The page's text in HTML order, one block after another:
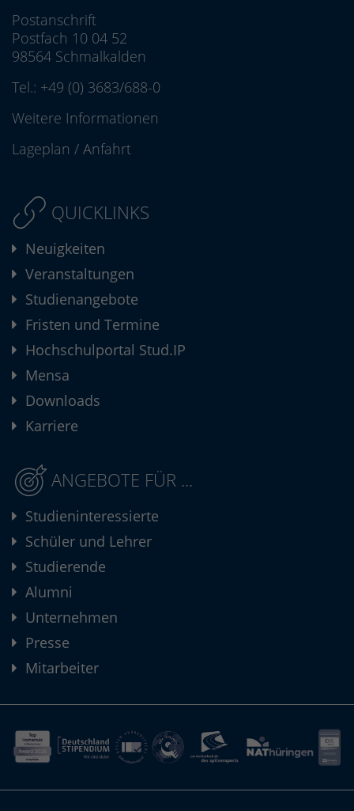
Postanschrift
Postfach 10 04 52
98564 Schmalkalden
Tel.: +49 (0) 3683/688-0
Weitere Informationen
Lageplan / Anfahrt
QUICKLINKS
Neuigkeiten
Veranstaltungen
Studienangebote
Fristen und Termine
Hochschulportal Stud.IP
Mensa
Downloads
Karriere
ANGEBOTE FÜR ...
Studieninteressierte
Schüler und Lehrer
Studierende
Alumni
Unternehmen
Presse
Mitarbeiter